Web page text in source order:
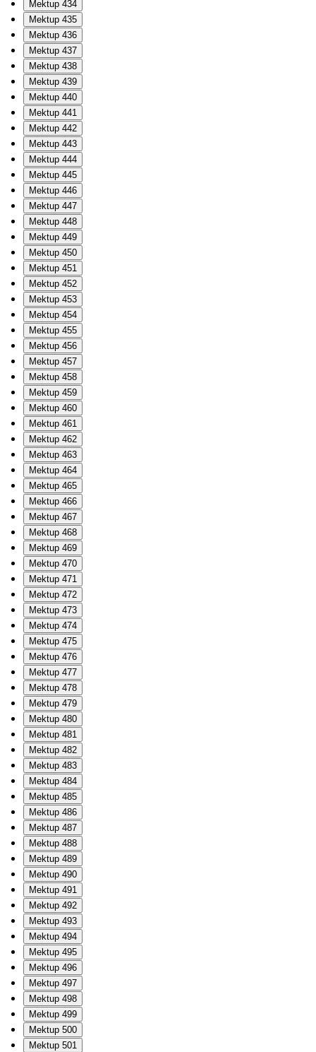
Mektup 434
Mektup 435
Mektup 436
Mektup 437
Mektup 438
Mektup 439
Mektup 440
Mektup 441
Mektup 442
Mektup 443
Mektup 444
Mektup 445
Mektup 446
Mektup 447
Mektup 448
Mektup 449
Mektup 450
Mektup 451
Mektup 452
Mektup 453
Mektup 454
Mektup 455
Mektup 456
Mektup 457
Mektup 458
Mektup 459
Mektup 460
Mektup 461
Mektup 462
Mektup 463
Mektup 464
Mektup 465
Mektup 466
Mektup 467
Mektup 468
Mektup 469
Mektup 470
Mektup 471
Mektup 472
Mektup 473
Mektup 474
Mektup 475
Mektup 476
Mektup 477
Mektup 478
Mektup 479
Mektup 480
Mektup 481
Mektup 482
Mektup 483
Mektup 484
Mektup 485
Mektup 486
Mektup 487
Mektup 488
Mektup 489
Mektup 490
Mektup 491
Mektup 492
Mektup 493
Mektup 494
Mektup 495
Mektup 496
Mektup 497
Mektup 498
Mektup 499
Mektup 500
Mektup 501